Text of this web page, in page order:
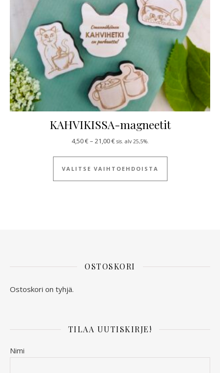
KAHVIKISSA-magneetit
4,50€– 21,00€Hintaluokka: 4,50 € - 21,00 €
sis. alv 25,5%.
VALITSE VAIHTOEHDOISTA
Tällä tuotteella
OSTOSKORI
Ostoskori on tyhjä.
TILAA UUTISKIRJE!
Nimi